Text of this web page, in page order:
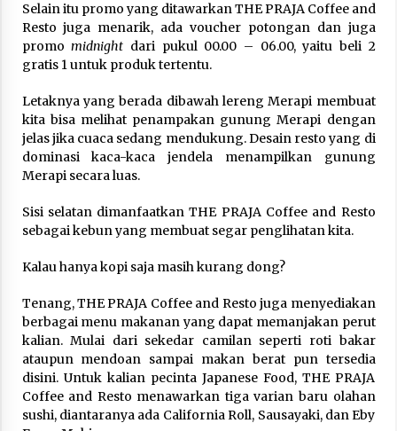
Selain itu promo yang ditawarkan THE PRAJA Coffee and
Resto juga menarik, ada voucher potongan dan juga
promomidnight dari pukul 00.00 – 06.00, yaitu beli 2
gratis 1 untuk produk tertentu.
Letaknya yang berada dibawah lereng Merapi membuat
kita bisa melihat penampakan gunung Merapi dengan
jelas jika cuaca sedang mendukung. Desain resto yang di
dominasi kaca-kaca jendela menampilkan gunung
Merapi secara luas.
Sisi selatan dimanfaatkan THE PRAJA Coffee and Resto
sebagai kebun yang membuat segar penglihatan kita.
Kalau hanya kopi saja masih kurang dong?
Tenang, THE PRAJA Coffee and Resto juga menyediakan
berbagai menu makanan yang dapat memanjakan perut
kalian. Mulai dari sekedar camilan seperti roti bakar
ataupun mendoan sampai makan berat pun tersedia
disini. Untuk kalian pecinta Japanese Food, THE PRAJA
Coffee and Resto menawarkan tiga varian baru olahan
sushi, diantaranya ada California Roll, Sausayaki, dan Eby